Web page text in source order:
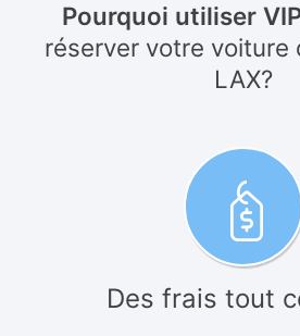
Pourquoi utiliser
réserver votre voiture
LAX?
Des frais tout